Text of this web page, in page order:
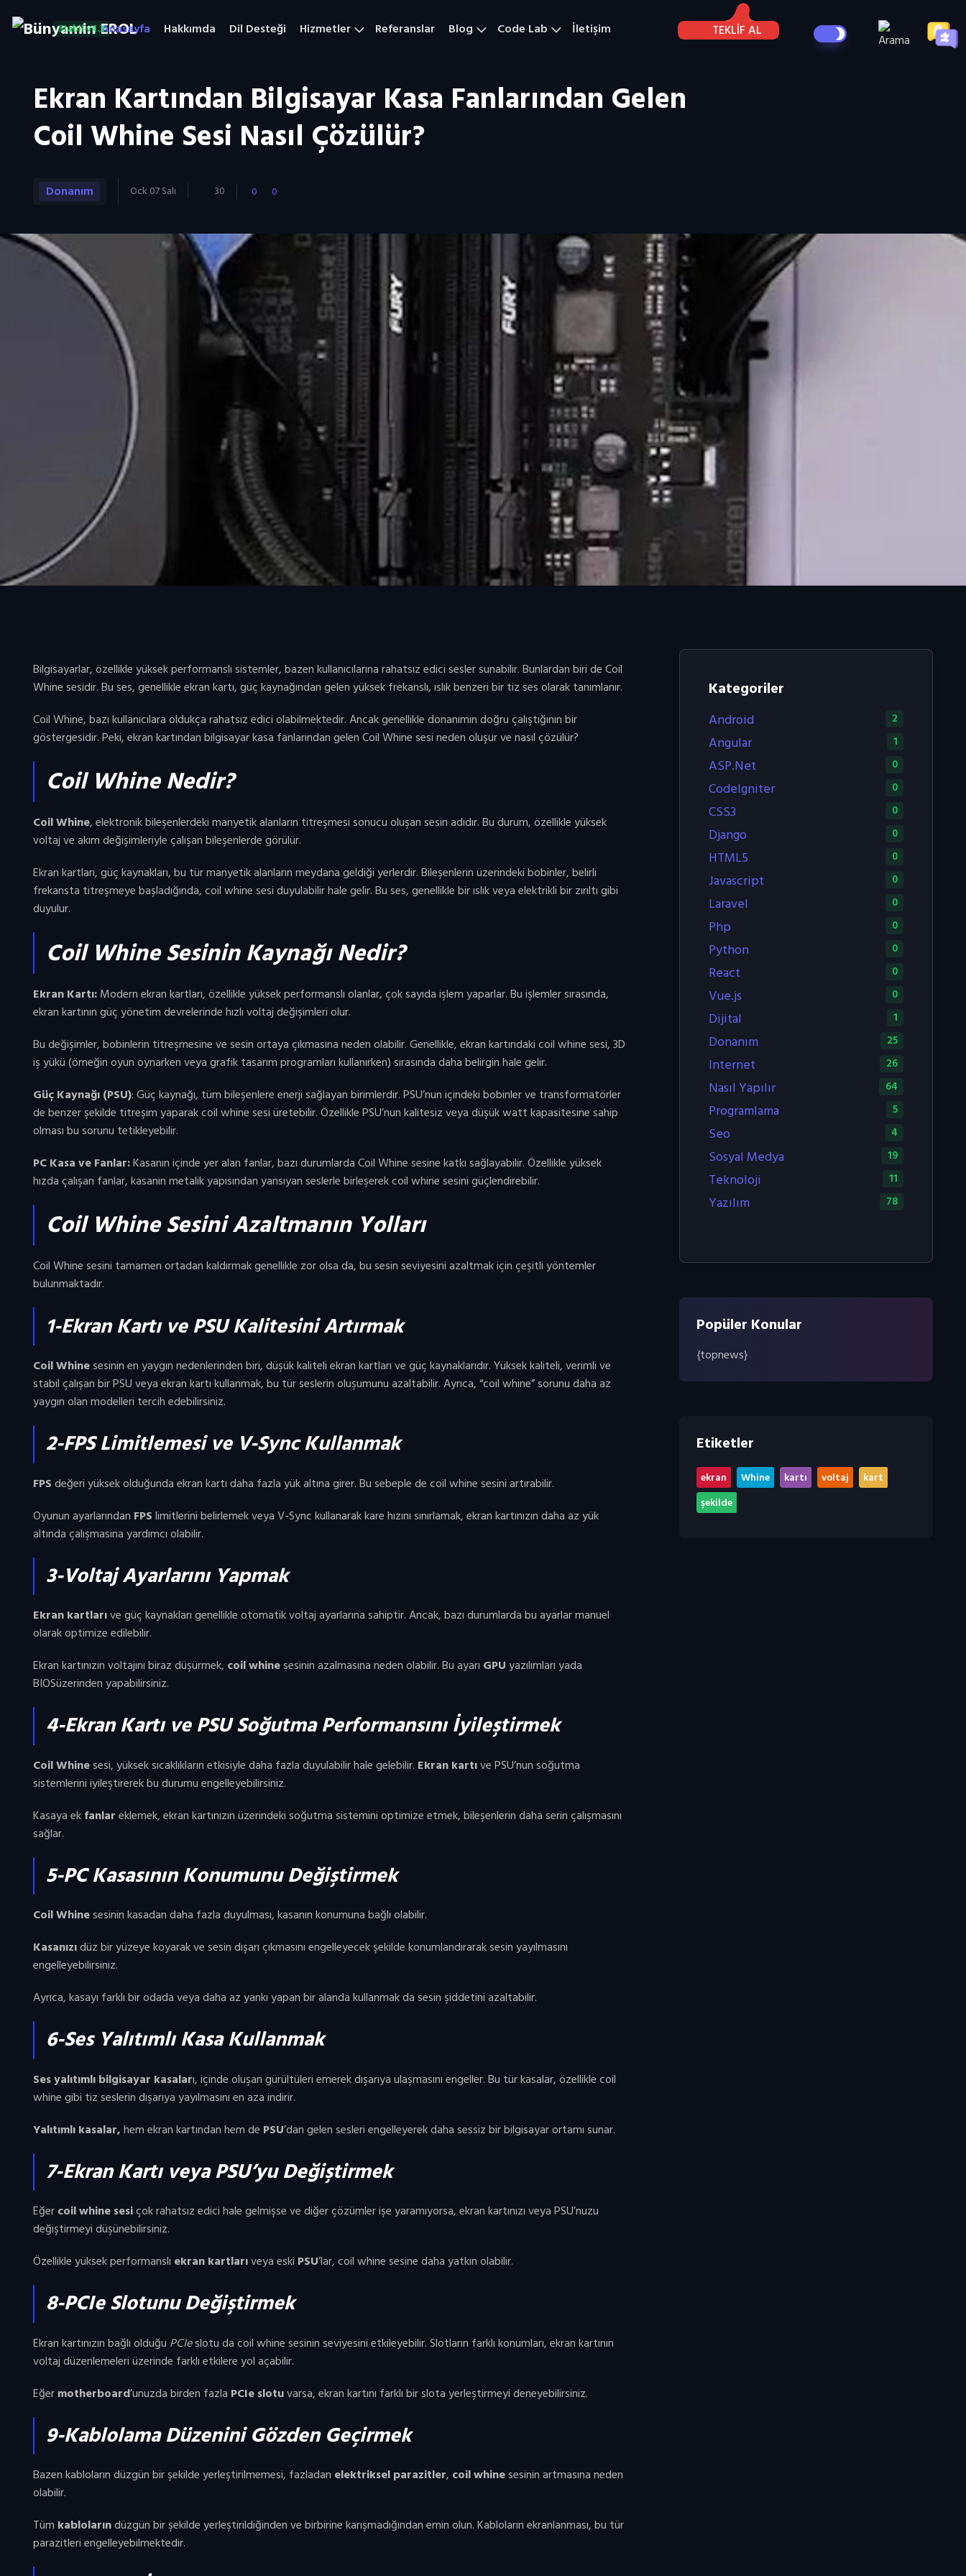
Stabil v4.3Anasayfa Hakkımda Dil Desteği Hizmetler Referanslar Blog Code Lab İletişim TEKLİF AL
Ekran Kartından Bilgisayar Kasa Fanlarından Gelen
Coil Whine Sesi Nasıl Çözülür?
Donanım Ock 07 Salı 30 0 0
Bilgisayarlar, özellikle yüksek performanslı sistemler, bazen kullanıcılarına rahatsız edici sesler sunabilir. Bunlardan biri de Coil
Whine sesidir. Bu ses, genellikle ekran kartı, güç kaynağından gelen yüksek frekanslı, ıslık benzeri bir tiz ses olarak tanımlanır.
Coil Whine, bazı kullanıcılara oldukça rahatsız edici olabilmektedir. Ancak genellikle donanımın doğru çalıştığının bir
göstergesidir. Peki, ekran kartından bilgisayar kasa fanlarından gelen Coil Whine sesi neden oluşur ve nasıl çözülür?
Coil Whine Nedir?
Coil Whine, elektronik bileşenlerdeki manyetik alanların titreşmesi sonucu oluşan sesin adıdır. Bu durum, özellikle yüksek
voltaj ve akım değişimleriyle çalışan bileşenlerde görülür.
Ekran kartları, güç kaynakları, bu tür manyetik alanların meydana geldiği yerlerdir. Bileşenlerin üzerindeki bobinler, belirli
frekansta titreşmeye başladığında, coil whine sesi duyulabilir hale gelir. Bu ses, genellikle bir ıslık veya elektrikli bir zırıltı gibi
duyulur.
Coil Whine Sesinin Kaynağı Nedir?
Ekran Kartı:Modern ekran kartları, özellikle yüksek performanslı olanlar, çok sayıda işlem yaparlar. Bu işlemler sırasında,
ekran kartının güç yönetim devrelerinde hızlı voltaj değişimleri olur.
Bu değişimler, bobinlerin titreşmesine ve sesin ortaya çıkmasına neden olabilir. Genellikle, ekran kartındaki coil whine sesi, 3D
iş yükü (örneğin oyun oynarken veya grafik tasarım programları kullanırken) sırasında daha belirgin hale gelir.
Güç Kaynağı (PSU): Güç kaynağı, tüm bileşenlere enerji sağlayan birimlerdir. PSU’nun içindeki bobinler ve transformatörler
de benzer şekilde titreşim yaparak coil whine sesi üretebilir. Özellikle PSU’nun kalitesiz veya düşük watt kapasitesine sahip
olması bu sorunu tetikleyebilir.
PC Kasa ve Fanlar:Kasanın içinde yer alan fanlar, bazı durumlarda Coil Whine sesine katkı sağlayabilir. Özellikle yüksek
hızda çalışan fanlar, kasanın metalik yapısından yansıyan seslerle birleşerek coil whine sesini güçlendirebilir.
Coil Whine Sesini Azaltmanın Yolları
Coil Whine sesini tamamen ortadan kaldırmak genellikle zor olsa da, bu sesin seviyesini azaltmak için çeşitli yöntemler
bulunmaktadır.
1-Ekran Kartı ve PSU Kalitesini Artırmak
Coil Whinesesinin en yaygın nedenlerinden biri, düşük kaliteli ekran kartları ve güç kaynaklarıdır. Yüksek kaliteli, verimli ve
stabil çalışan bir PSU veya ekran kartı kullanmak, bu tür seslerin oluşumunu azaltabilir. Ayrıca, “coil whine” sorunu daha az
yaygın olan modelleri tercih edebilirsiniz.
2-FPS Limitlemesi ve V-Sync Kullanmak
FPSdeğeri yüksek olduğunda ekran kartı daha fazla yük altına girer. Bu sebeple de coil whine sesini artırabilir.
Oyunun ayarlarından FPSlimitlerini belirlemek veya V-Sync kullanarak kare hızını sınırlamak, ekran kartınızın daha az yük
altında çalışmasına yardımcı olabilir.
3-Voltaj Ayarlarını Yapmak
Ekran kartlarıve güç kaynakları genellikle otomatik voltaj ayarlarına sahiptir. Ancak, bazı durumlarda bu ayarlar manuel
olarak optimize edilebilir.
Ekran kartınızın voltajını biraz düşürmek, coil whinesesinin azalmasına neden olabilir. Bu ayarı GPUyazılımları yada
BIOSüzerinden yapabilirsiniz.
4-Ekran Kartı ve PSU Soğutma Performansını İyileştirmek
Coil Whinesesi, yüksek sıcaklıkların etkisiyle daha fazla duyulabilir hale gelebilir. Ekran kartıve PSU’nun soğutma
sistemlerini iyileştirerek bu durumu engelleyebilirsiniz.
Kasaya ekfanlareklemek, ekran kartınızın üzerindeki soğutma sistemini optimize etmek, bileşenlerin daha serin çalışmasını
sağlar.
5-PC Kasasının Konumunu Değiştirmek
Coil Whinesesinin kasadan daha fazla duyulması, kasanın konumuna bağlı olabilir.
Kasanızıdüz bir yüzeye koyarak ve sesin dışarı çıkmasını engelleyecek şekilde konumlandırarak sesin yayılmasını
engelleyebilirsiniz.
Ayrıca, kasayı farklı bir odada veya daha az yankı yapan bir alanda kullanmak da sesin şiddetini azaltabilir.
6-Ses Yalıtımlı Kasa Kullanmak
Ses yalıtımlı bilgisayar kasaları, içinde oluşan gürültüleri emerek dışarıya ulaşmasını engeller. Bu tür kasalar, özellikle coil
whine gibi tiz seslerin dışarıya yayılmasını en aza indirir.
Yalıtımlı kasalar,hem ekran kartından hem de PSU’dan gelen sesleri engelleyerek daha sessiz bir bilgisayar ortamı sunar.
7-Ekran Kartı veya PSU’yu Değiştirmek
Eğercoil whine sesiçok rahatsız edici hale gelmişse ve diğer çözümler işe yaramıyorsa, ekran kartınızı veya PSU’nuzu
değiştirmeyi düşünebilirsiniz.
Özellikle yüksek performanslı ekran kartlarıveya eski PSU’lar, coil whine sesine daha yatkın olabilir.
8-PCIe Slotunu Değiştirmek
Ekran kartınızın bağlı olduğu PCIeslotu da coil whine sesinin seviyesini etkileyebilir. Slotların farklı konumları, ekran kartının
voltaj düzenlemeleri üzerinde farklı etkilere yol açabilir.
Eğermotherboard’unuzda birden fazla PCIe slotuvarsa, ekran kartını farklı bir slota yerleştirmeyi deneyebilirsiniz.
9-Kablolama Düzenini Gözden Geçirmek
Bazen kabloların düzgün bir şekilde yerleştirilmemesi, fazladan elektriksel parazitler, coil whinesesinin artmasına neden
olabilir.
Tüm kablolarındüzgün bir şekilde yerleştirildiğinden ve birbirine karışmadığından emin olun. Kabloların ekranlanması, bu tür
parazitleri engelleyebilmektedir.
Kategoriler
Android 2
Angular 1
ASP.Net 0
CodeIgniter 0
CSS3 0
Django 0
HTML5 0
Javascript 0
Laravel 0
Php 0
Python 0
React 0
Vue.js 0
Dijital 1
Donanım 25
Internet 26
Nasıl Yapılır 64
Programlama 5
Seo 4
Sosyal Medya 19
Teknoloji 11
Yazılım 78
Popüler Konular
{topnews}
Etiketler
ekran Whine kartı voltaj kart
şekilde